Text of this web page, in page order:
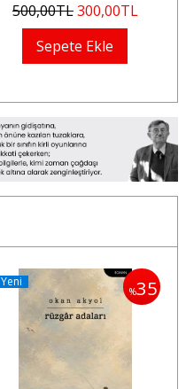
500,00TL300,00TL
Sepete Ekle
%35
Yeni